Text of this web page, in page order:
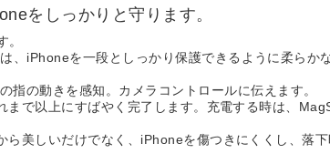
をしっかりと守ります。
、iPhoneを一段としっかり保護できるように柔らか
の動きを感知。カメラコントロールに伝えます。
で以上にすばやく完了します。充電する時は、
美しいだけでなく、iPhoneを傷つきにくくし、落